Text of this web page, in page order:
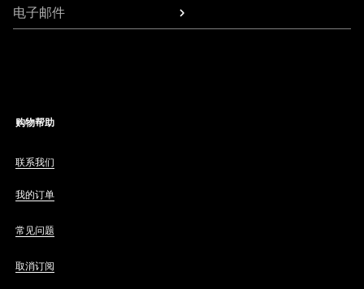
电子邮件
购物帮助
联系我们
我的订单
常见问题
取消订阅